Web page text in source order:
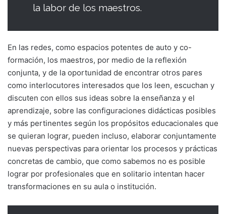
la labor de los maestros.
En las redes, como espacios potentes de auto y co-
formación, los maestros, por medio de la reflexión
conjunta, y de la oportunidad de encontrar otros pares
como interlocutores interesados que los leen, escuchan y
discuten con ellos sus ideas sobre la enseñanza y el
aprendizaje, sobre las configuraciones didácticas posibles
y más pertinentes según los propósitos educacionales que
se quieran lograr, pueden incluso, elaborar conjuntamente
nuevas perspectivas para orientar los procesos y prácticas
concretas de cambio, que como sabemos no es posible
lograr por profesionales que en solitario intentan hacer
transformaciones en su aula o institución.